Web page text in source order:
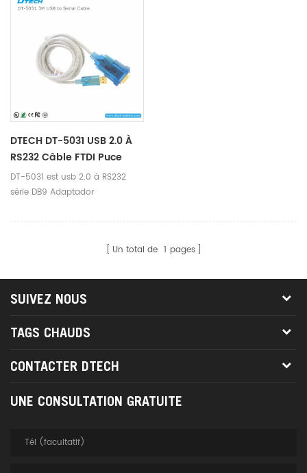
DTECH DT-5031 USB 2.0 À
RS232 Câble FTDI Puce
DT-5031 est usb 2.0 à RS232
série DB9 Adaptador
Un total de 1 pages
SUIVEZ NOUS
TAGS CHAUDS
CONTACTER DTECH
UNE CONSULTATION GRATUITE